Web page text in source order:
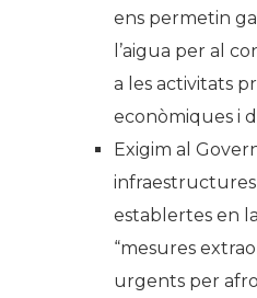
ens permetin
l’aigua per al
a les activitats
econòmiques i
Exigim al
infraestructures
establertes en
“mesures
urgents per